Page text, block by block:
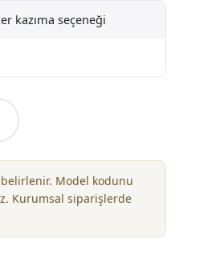
kazıma seçeneği
Model kodunu
Kurumsal siparişlerde